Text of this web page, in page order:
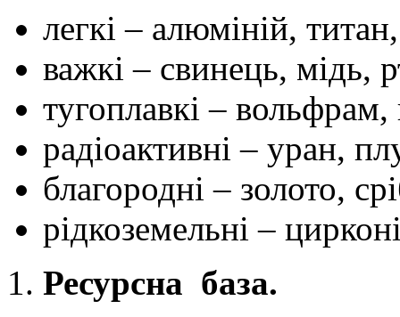
легкі – алюміній,
важкі – свинець, мідь,
тугоплавкі – вольфрам,
радіоактивні – уран,
благородні – золото,
рідкоземельні –
Ресурсна база.